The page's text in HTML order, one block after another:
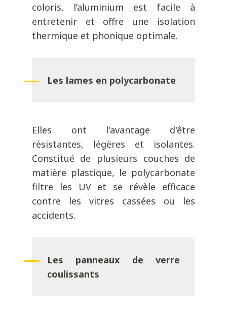
coloris, l’aluminium est facile à
entretenir et offre une isolation
thermique et phonique optimale.
Les lames en polycarbonate
Elles ont l'avantage d'être
résistantes, légères et isolantes.
Constitué de plusieurs couches de
matière plastique, le polycarbonate
filtre les UV et se révèle efficace
contre les vitres cassées ou les
accidents.
Les panneaux de verre
coulissants